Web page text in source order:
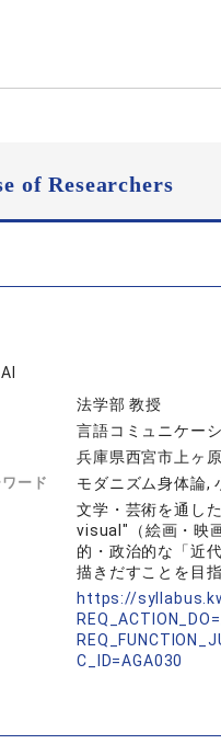
of Researchers
法学部 教授
言語コミュニケー
兵庫県西宮市上ヶ
ード モダニズム身体論,
文学・芸術を通し
visual"（絵画・映
的・政治的な「近
描きだすことを目
https://
C_ID=AGA030